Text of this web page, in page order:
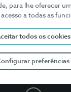
para lhe oferecer
a todas as
todos os cookies
preferências